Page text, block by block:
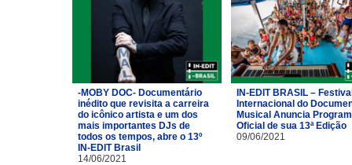
-MOBY DOC- Documentário
inédito que revisita a carreira
do icônico artista e um dos
mais importantes DJs de
todos os tempos, abre o 13º
IN-EDIT Brasil
14/06/2021
IN-EDIT BRASIL –
Internacional do
Musical Anuncia
Oficial de sua 13ª Edição
09/06/2021